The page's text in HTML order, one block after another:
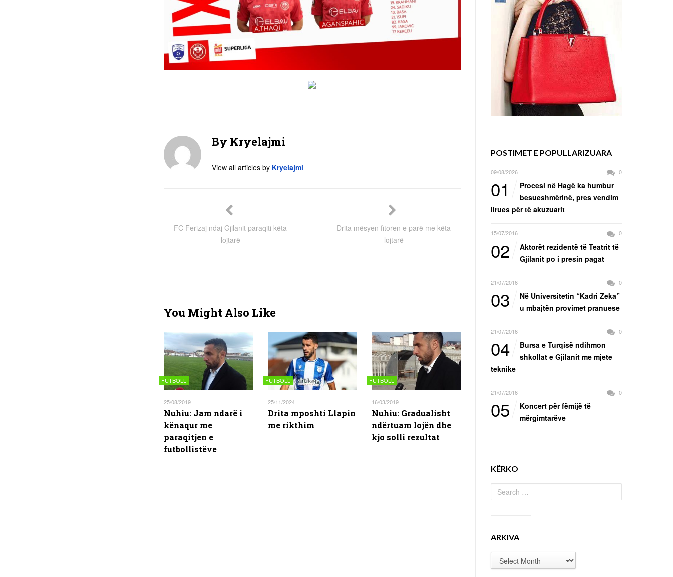
By Kryelajmi
View all articles by Kryelajmi
FC Ferizaj ndaj Gjilanit paraqiti këta
lojtarë
Drita mësyen fitoren e parë me këta
lojtarë
You Might Also Like
FUTBOLL
25/08/2019
Nuhiu: Jam ndarë i
kënaqur me
paraqitjen e
futbollistëve
FUTBOLL
25/11/2024
Drita mposhti Llapin
me rikthim
FUTBOLL
16/03/2019
Nuhiu: Gradualisht
ndërtuam lojën dhe
kjo solli rezultat
POSTIMET E POPULLARIZUARA
09/08/2026 0
01
Procesi në Hagë ka humbur
besueshmërinë, pres vendim
lirues për të akuzuarit
15/07/2016 0
02
Aktorët rezidentë të Teatrit të
Gjilanit po i presin pagat
21/07/2016 0
03
Në Universitetin “Kadri Zeka”
u mbajtën provimet pranuese
21/07/2016 0
04
Bursa e Turqisë ndihmon
shkollat e Gjilanit me mjete
teknike
21/07/2016 0
05
Koncert për fëmijë të
mërgimtarëve
KËRKO
ARKIVA